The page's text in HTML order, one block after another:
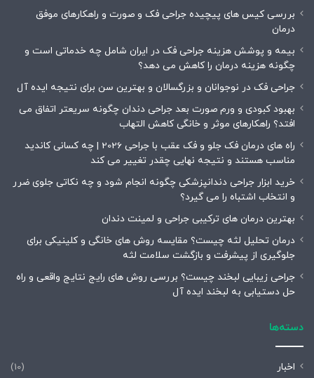
بررسی کیس های پیچیده جراحی فک و صورت و راهکارهای موفق
درمان
بیمه و پوشش هزینه جراحی فک در ایران شامل چه خدماتی است و
چگونه هزینه درمان را کاهش می دهد؟
جراحی فک در نوجوانان و بزرگسالان و بهترین سن برای نتیجه ایده آل
بهبود کبودی و ورم صورت بعد جراحی دندان چگونه سریعتر اتفاق می
افتد؟ راهکارهای موثر و خانگی کاهش التهاب
راه های درمان فک جلو و فک عقب با جراحی 2026 | چه کسانی کاندید
مناسب هستند و نتیجه نهایی چقدر تغییر می کند
خرید ابزار جراحی دندانپزشکی چگونه انجام شود و چه نکاتی جلوی ضرر
و انتخاب اشتباه را می گیرد؟
بهترین درمان های ترکیبی جراحی و لمینت دندان
درمان تحلیل لثه چیست؟ مقایسه روش های خانگی و کلینیکی برای
جلوگیری از پیشرفت و بازگشت سلامت لثه
جراحی زیبایی لبخند چیست؟ بررسی روش های رایج نتایج واقعی و راه
حل دستیابی به لبخند ایده آل
دسته‌ها
اخبار
(10)